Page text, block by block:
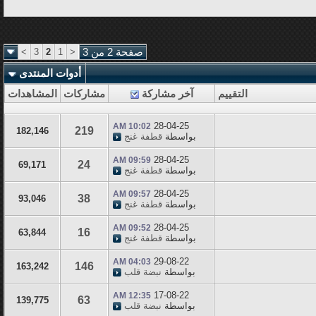
صفحة 2 من 3 <
1
2
3
>
أدوات المنتدى
التقييم
آخر مشاركة مشاركات المشاهدات
28-04-25
10:02 AM
بواسطة قطفة غنج 219
182,146
28-04-25
09:59 AM
بواسطة قطفة غنج 24
69,171
28-04-25
09:57 AM
بواسطة قطفة غنج 38
93,046
28-04-25
09:52 AM
بواسطة قطفة غنج 16
63,844
29-08-22
04:03 AM
بواسطة نبضة قلب 146
163,242
17-08-22
12:35 AM
بواسطة نبضة قلب 63
139,775